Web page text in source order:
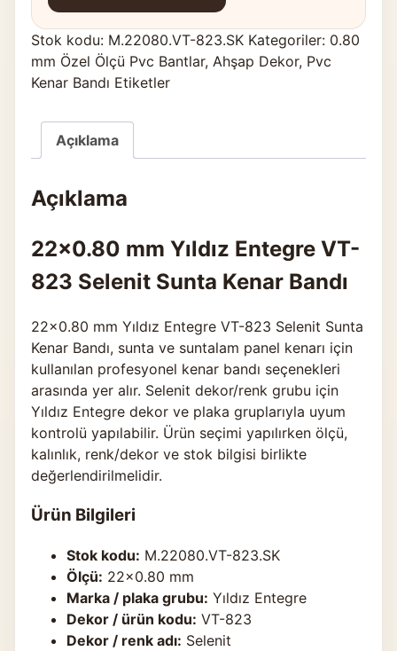
Stok kodu: M.22080.VT-823.SK Kategoriler: 0.80
mm Özel Ölçü Pvc Bantlar, Ahşap Dekor, Pvc
Kenar Bandı Etiketler
Açıklama
Açıklama
22×0.80 mm Yıldız Entegre VT-
823 Selenit Sunta Kenar Bandı
22×0.80 mm Yıldız Entegre VT-823 Selenit Sunta
Kenar Bandı, sunta ve suntalam panel kenarı için
kullanılan profesyonel kenar bandı seçenekleri
arasında yer alır. Selenit dekor/renk grubu için
Yıldız Entegre dekor ve plaka gruplarıyla uyum
kontrolü yapılabilir. Ürün seçimi yapılırken ölçü,
kalınlık, renk/dekor ve stok bilgisi birlikte
değerlendirilmelidir.
Ürün Bilgileri
Stok kodu: M.22080.VT-823.SK
Ölçü: 22×0.80 mm
Marka / plaka grubu: Yıldız Entegre
Dekor / ürün kodu: VT-823
Dekor / renk adı: Selenit